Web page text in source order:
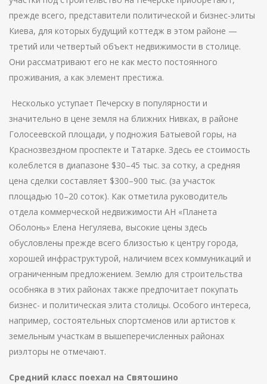
прежде всего, представители политической и бизнес-элиты
Киева, для которых будущий коттедж в этом районе —
третий или четвертый объект недвижимости в столице.
Они рассматривают его не как место постоянного
проживания, а как элемент престижа.
Несколько уступает Печерску в популярности и
значительно в цене земля на ближних Нивках, в районе
Голосеевской площади, у подножия Батыевой горы, на
Краснозвездном проспекте и Татарке. Здесь ее стоимость
колеблется в диапазоне $30–45 тыс. за сотку, а средняя
цена сделки составляет $300–900 тыс. (за участок
площадью 10–20 соток). Как отметила руководитель
отдела коммерческой недвижимости АН «Планета
Оболонь» Елена Негуляева, высокие цены здесь
обусловлены прежде всего близостью к центру города,
хорошей инфраструктурой, наличием всех коммуникаций и
ограниченным предложением. Землю для строительства
особняка в этих районах также предпочитает покупать
бизнес- и политическая элита столицы. Особого интереса,
например, состоятельных спортсменов или артистов к
земельным участкам в вышеперечисленных районах
риэлторы не отмечают.
Средний класс поехал на Святошино